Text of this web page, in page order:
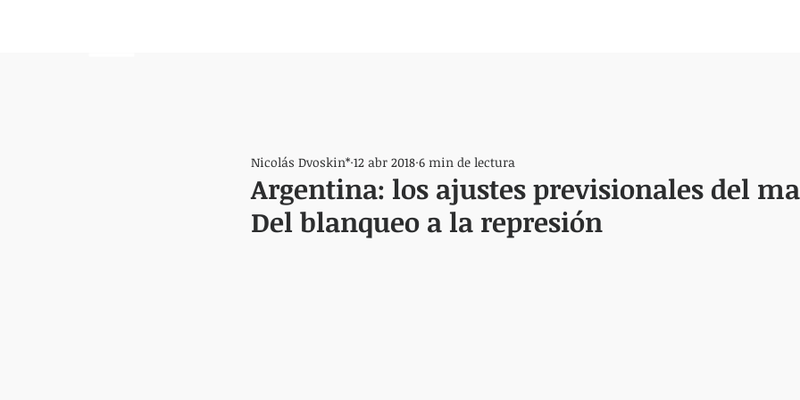
Argentina: los ajustes previsionales del
Del blanqueo a la represión
Nicolás Dvoskin* 12 abr 2018 6 min de lectura